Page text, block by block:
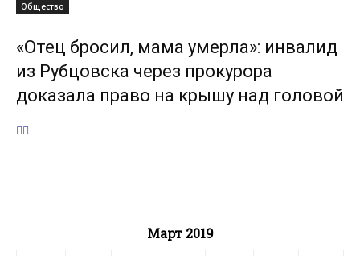
Общество
«Отец бросил, мама умерла»: инвалид
из Рубцовска через прокурора
доказала право на крышу над головой
Март 2019